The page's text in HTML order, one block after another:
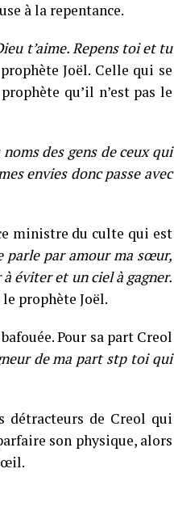
à la repentance.
t’aime. Repens toi et tu
Joël. Celle qui se
qu’il n’est pas le
des gens de ceux qui
envies donc passe avec
ministre du culte qui est
parle par amour ma sœur,
éviter et un ciel à gagner.
prophète Joël.
Pour sa part Creol
de ma part stp toi qui
détracteurs de Creol qui
son physique, alors
œil.